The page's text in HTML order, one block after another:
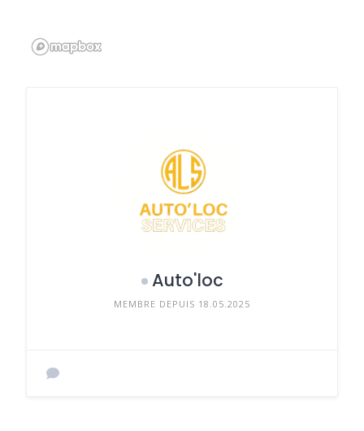
Auto'loc
MEMBRE DEPUIS 18.05.2025